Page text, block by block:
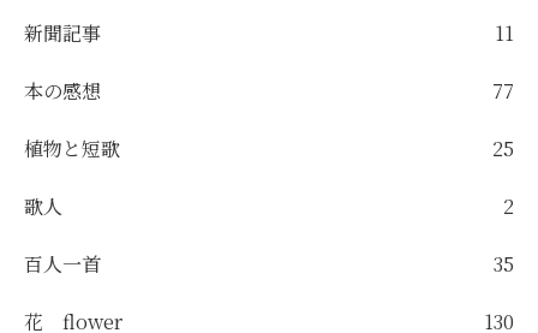
新聞記事 11
本の感想 77
植物と短歌 25
歌人 2
百人一首 35
花 flower 130